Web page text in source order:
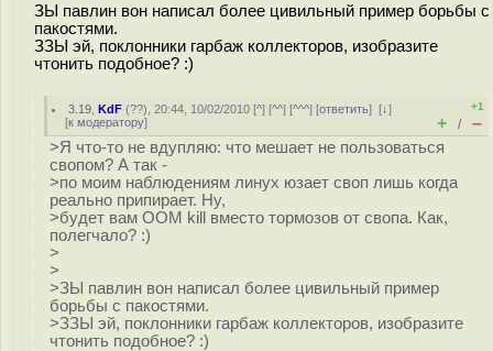
ЗЫ павлин вон написал более цивильный пример борьбы с
пакостями.
ЗЗЫ эй, поклонники гарбаж коллекторов, изобразите
чтонить подобное? :)
3.19 ,KdF (??), 20:44, 10/02/2010 [^] [^^] [^^^] [ответить][↓]
[к модератору]
+1
+ / –
>Я что-то не вдупляю: что мешает не пользоваться
свопом? А так -
>по моим наблюдениям линух юзает своп лишь когда
реально припирает. Ну,
>будет вам OOM kill вместо тормозов от свопа. Как,
полегчало? :)
>
>
>ЗЫ павлин вон написал более цивильный пример
борьбы с пакостями.
>ЗЗЫ эй, поклонники гарбаж коллекторов, изобразите
чтонить подобное? :)